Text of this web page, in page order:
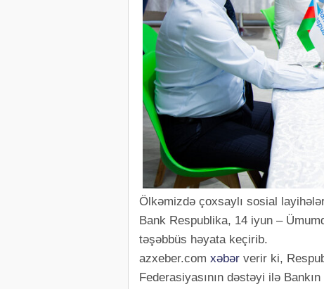
Ölkəmizdə çoxsaylı sosial
Bank Respublika, 14 iyun –
təşəbbüs həyata keçirib.
azxeber.com xəbər verir ki,
Federasiyasının dəstəyi ilə